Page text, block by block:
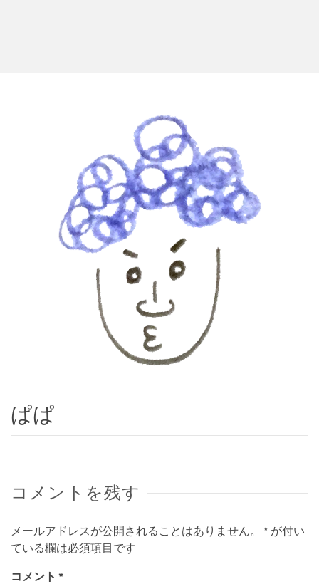
ぱぱ
コメントを残す
メールアドレスが公開されることはありません。 * が付い
ている欄は必須項目です
コメント *